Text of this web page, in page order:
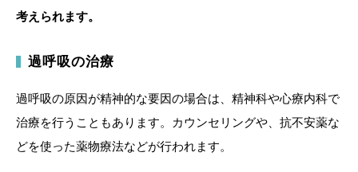
考えられます。
過呼吸の治療
過呼吸の原因が精神的な要因の場合は、精神科や心療内科で
治療を行うこともあります。カウンセリングや、抗不安薬な
どを使った薬物療法などが行われます。